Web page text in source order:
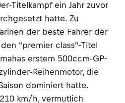
Titelkampf ein Jahr zuvor
hatte. Zu
der beste Fahrer der
"premier class"-Titel
erstem 500ccm-GP-
Reihenmotor, die
dominiert hatte.
km/h, vermutlich